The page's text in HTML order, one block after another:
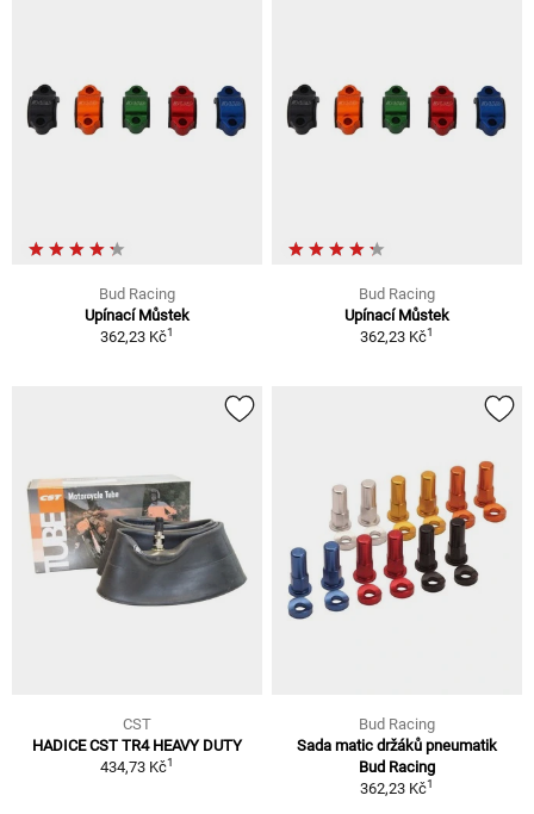
Bud Racing
Upínací Můstek
362,23 Kč1
Bud Racing
Upínací Můstek
362,23 Kč1
CST
HADICE CST TR4 HEAVY DUTY
434,73 Kč1
Bud Racing
Sada matic držáků pneumatik
Bud Racing
362,23 Kč1